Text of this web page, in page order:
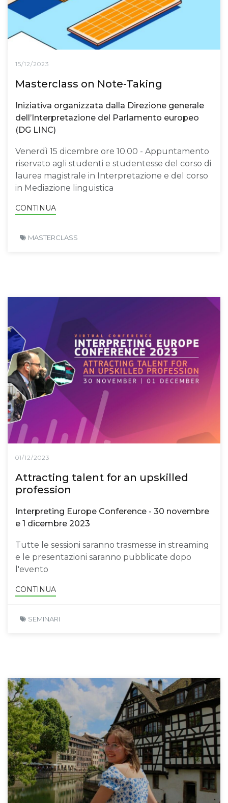
15/12/2023
Masterclass on Note-Taking
Iniziativa organizzata dalla Direzione generale
dell’Interpretazione del Parlamento europeo
(DG LINC)
Venerdì 15 dicembre ore 10.00 - Appuntamento
riservato agli studenti e studentesse del corso di
laurea magistrale in Interpretazione e del corso
in Mediazione linguistica
CONTINUA
MASTERCLASS
01/12/2023
Attracting talent for an upskilled
profession
Interpreting Europe Conference - 30 novembre
e 1 dicembre 2023
Tutte le sessioni saranno trasmesse in streaming
e le presentazioni saranno pubblicate dopo
l'evento
CONTINUA
SEMINARI